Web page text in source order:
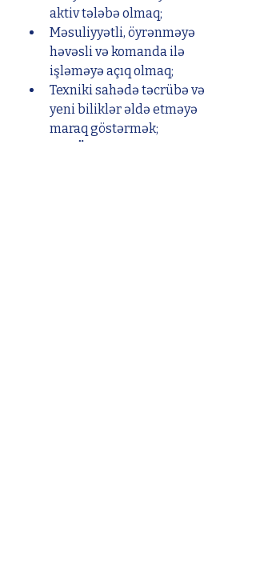
aktiv tələbə olmaq;
Məsuliyyətli, öyrənməyə
həvəsli və komanda ilə
işləməyə açıq olmaq;
Texniki sahədə təcrübə və
yeni biliklər əldə etməyə
maraq göstərmək;